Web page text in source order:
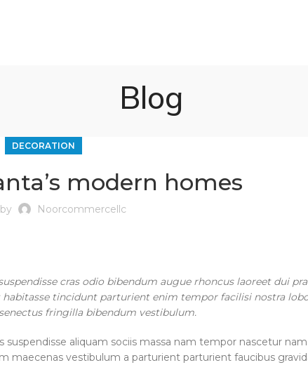
Blog
DECORATION
modern homes
Noorcommercellc
cras odio bibendum augue rhoncus laoreet dui
tincidunt parturient enim tempor facilisi nostra
fringilla bibendum vestibulum.
suspendisse aliquam sociis massa nam tempor nascetur
maecenas vestibulum a parturient parturient faucibus